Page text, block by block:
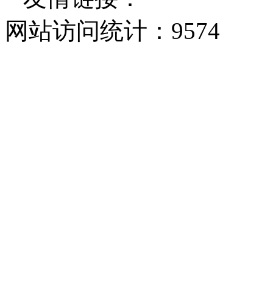
网站访问统计： 9574